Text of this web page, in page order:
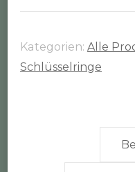
Kategorien: Alle
Schlüsselringe